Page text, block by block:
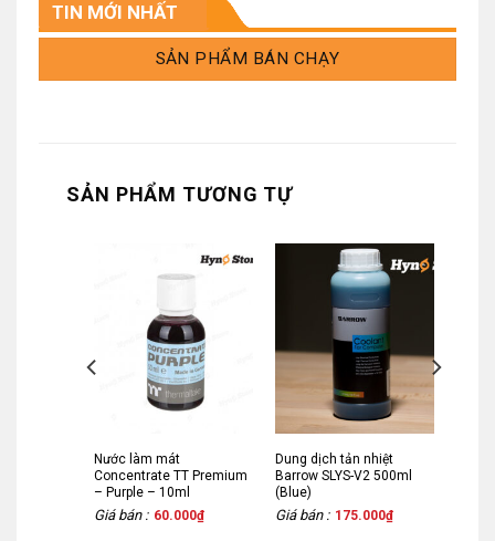
TIN MỚI NHẤT
SẢN PHẨM BÁN CHẠY
SẢN PHẨM TƯƠNG TỰ
Nước làm mát
Concentrate TT Premium
– Purple – 10ml
Giá bán : 60.000₫
Dung dịch tản nhiệt
Barrow SLYS-V2 500ml
(Blue)
Giá bán : 175.000₫